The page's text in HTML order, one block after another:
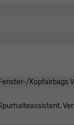
Kopfairbags